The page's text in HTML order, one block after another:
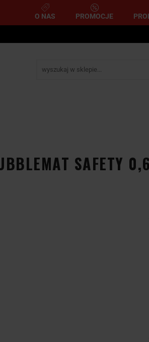
O NAS PROMOCJE
Narzędzia pomiarowe
SAFETY